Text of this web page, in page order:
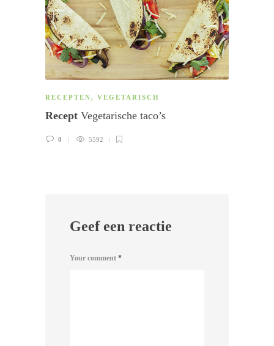
RECEPTEN, VEGETARISCH
Recept Vegetarische taco’s
0 5592
Geef een reactie
Your comment *